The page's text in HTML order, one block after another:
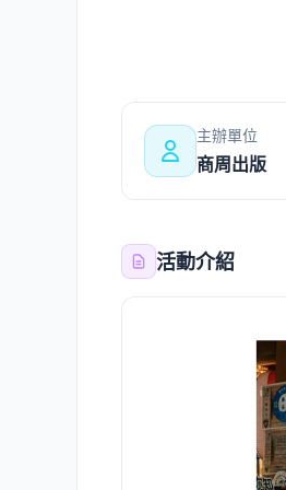
主辦單位
商周出版
活動介紹